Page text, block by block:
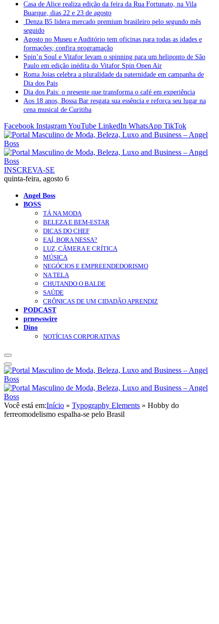
Casa de Alice realiza edição da feira da Rua Fortunato, na Vila
Buarque, dias 22 e 23 de agosto
Denza B5 lidera mercado premium brasileiro pelo segundo mês
seguido
Agosto no Museu e Auditório tem oficinas para todas as idades e
formações; confira programação
Spin’n Soul e Vitafor levam o spinning para um heliponto de São
Paulo em edição inédita do Vitafor Spin Open Air
Roma Joias celebra a pluralidade da paternidade em campanha de
Dia dos Pais
Dia dos Pais: o presente que transforma o café em experiência
Aos 18 anos, Bossa Bar resgata sua essência e reforça seu lugar na
cena musical de Curitiba
Facebook InstagramYouTube LinkedIn WhatsApp TikTok
INSCREVA-SE
quinta-feira, agosto 6
Angel Boss
BOSS
TÁ NA MODA
BELEZA E BEM-ESTAR
DICAS DO CHEF
EAÍ, BORA NESSA?
LUZ, CÂMERA E CRÍTICA
MÚSICA
NEGÓCIOS E EMPREENDEDORISMO
NA TELA
CHUTANDO O BALDE
SAÚDE
CRÔNICAS DE UM CIDADÃO APRENDIZ
PODCAST
prnewswire
Dino
NOTÍCIAS CORPORATIVAS
Você está em:Início » Typography Elements » Hobby do
ferreomodelismo espalha-se pelo Brasil